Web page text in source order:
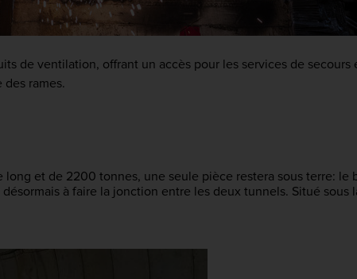
de ventilation, offrant un accès pour les services de
rames.
long et de 2200 tonnes, une seule pièce restera sous terre:
à faire la jonction entre les deux tunnels. Situé